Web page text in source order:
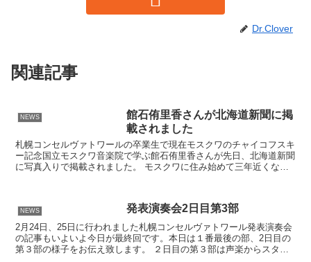
Dr.Clover
関連記事
NEWS
館石侑里香さんが北海道新聞に掲
載されました
札幌コンセルヴァトワールの卒業生で現在モスクワのチャイコフスキ
ー記念国立モスクワ音楽院で学ぶ館石侑里香さんが先日、北海道新聞
に写真入りで掲載されました。 モスクワに住み始めて三年近くな
NEWS 発表演奏会2日目第3部
2月24日、25日に行われました札幌コンセルヴァトワール発表演奏会
の記事もいよいよ今日が最終回です。本日は１番最後の部、2日目の
第３部の様子をお伝え致します。 ２日目の第３部は声楽からスター